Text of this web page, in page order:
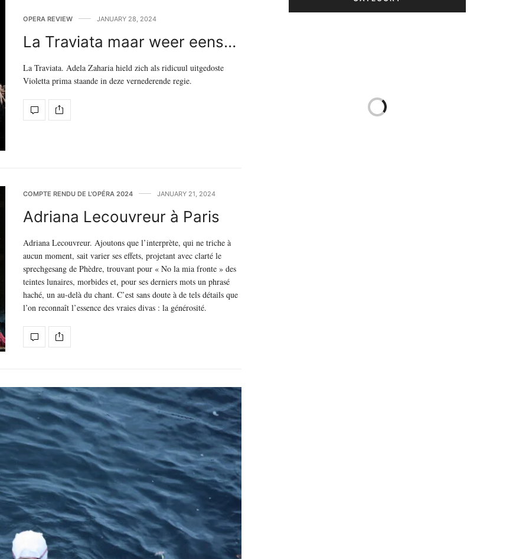
OPERA REVIEW JANUARY 28, 2024
La Traviata maar weer eens…
La Traviata. Adela Zaharia hield zich als ridicuul uitgedoste
Violetta prima staande in deze vernederende regie.
COMPTE RENDU DE L'OPÉRA 2024 JANUARY 21, 2024
Adriana Lecouvreur à Paris
Adriana Lecouvreur. Ajoutons que l’interprète, qui ne triche à
aucun moment, sait varier ses effets, projetant avec clarté le
sprechgesang de Phèdre, trouvant pour « No la mia fronte » des
teintes lunaires, morbides et, pour ses derniers mots un phrasé
haché, un au-delà du chant. C’est sans doute à de tels détails que
l’on reconnaît l’essence des vraies divas : la générosité.